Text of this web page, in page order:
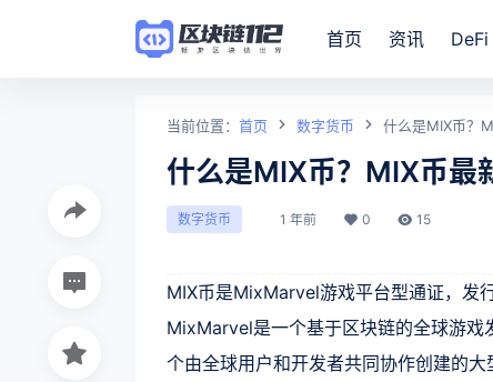
首页 资讯 DeFi
当前位置： 首页 数字货币 什么是MIX币？
什么是MIX币？MIX币最
数字货币 1 年前 0 15
MIX币是MixMarvel游戏平台型通证，发
MixMarvel是一个基于区块链的全球游戏
个由全球用户和开发者共同协作创建的大